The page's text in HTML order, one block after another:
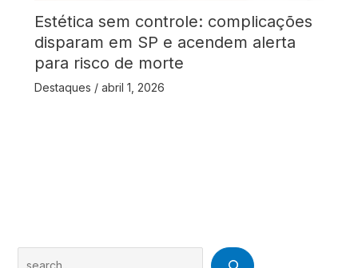
Estética sem controle: complicações
disparam em SP e acendem alerta
para risco de morte
Destaques / abril 1, 2026